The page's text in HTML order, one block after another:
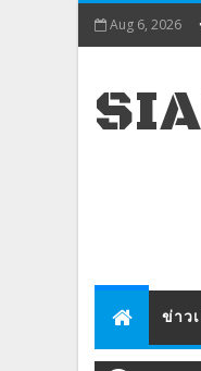
Aug 6, 2026
ข่าว